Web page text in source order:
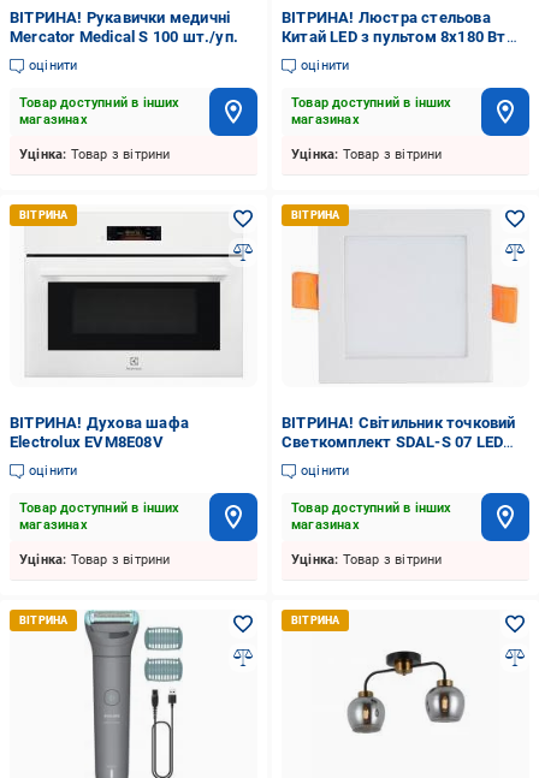
ВІТРИНА! Рукавички медичні
Mercator Medical S 100 шт./уп.
оцінити
Товар доступний в інших
магазинах
Уцінка: Товар з вітрини
ВІТРИНА! Люстра стельова
Китай LED з пультом 8x180 Вт
LED-модуль білий Dinner/PL8
white
оцінити
Товар доступний в інших
магазинах
Уцінка: Товар з вітрини
ВІТРИНА! Духова шафа
Electrolux EVM8E08V
оцінити
Товар доступний в інших
магазинах
Уцінка: Товар з вітрини
ВІТРИНА! Світильник точковий
Светкомплект SDAL-S 07 LED
4500 К білий
оцінити
Товар доступний в інших
магазинах
Уцінка: Товар з вітрини